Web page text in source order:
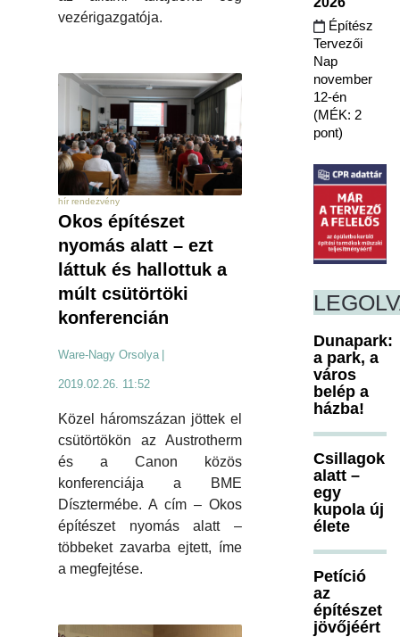
vezérigazgatója.
hír rendezvény
Okos építészet
nyomás alatt – ezt
láttuk és hallottuk a
múlt csütörtöki
konferencián
Ware-Nagy Orsolya
2019.02.26. 11:52
Közel háromszázan jöttek el
csütörtökön az Austrotherm
és a Canon közös
konferenciája a BME
Dísztermébe. A cím – Okos
építészet nyomás alatt –
többeket zavarba ejtett, íme
a megfejtése.
Építész
Tervezői
Nap
november
12-én
(MÉK: 2
pont)
Dunapark:
a park, a
város
belép a
házba!
Csillagok
alatt –
egy
kupola új
élete
Petíció
az
építészet
jövőjéért